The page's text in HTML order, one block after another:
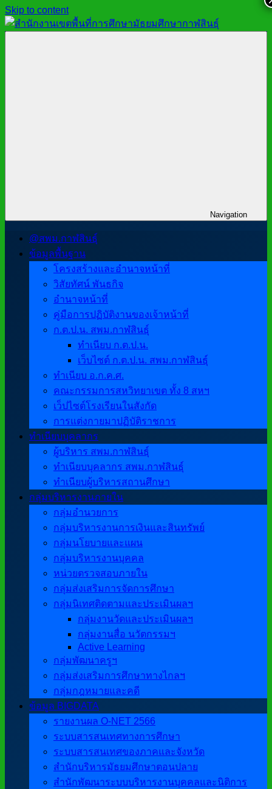
Skip to content
Navigation
@สพม.กาฬสินธุ์
ข้อมูลพื้นฐาน
โครงสร้างและอำนาจหน้าที่
วิสัยทัศน์ พันธกิจ
อำนาจหน้าที่
คู่มือการปฏิบัติงานของเจ้าหน้าที่
ก.ต.ป.น. สพม.กาฬสินธุ์
ทำเนียบ ก.ต.ป.น.
เว็บไซต์ ก.ต.ป.น. สพม.กาฬสินธุ์
ทำเนียบ อ.ก.ค.ศ.
คณะกรรมการสหวิทยาเขต ทั้ง 8 สหฯ
เว็ปไซต์โรงเรียนในสังกัด
การแต่งกายมาปฏิบัติราชการ
ทำเนียบบุคลากร
ผู้บริหาร สพม.กาฬสินธุ์
ทำเนียบบุคลากร สพม.กาฬสินธุ์
ทำเนียบผู้บริหารสถานศึกษา
กลุ่มบริหารงานภายใน
กลุ่มอำนวยการ
กลุ่มบริหารงานการเงินและสินทรัพย์
กลุ่มนโยบายและแผน
กลุ่มบริหารงานบุคคล
หน่วยตรวจสอบภายใน
กลุ่มส่งเสริมการจัดการศึกษา
กลุ่มนิเทศติดตามและประเมินผลฯ
กลุ่มงานวัดและประเมินผลฯ
กลุ่มงานสื่อ นวัตกรรมฯ
Active Learning
กลุ่มพัฒนาครูฯ
กลุ่มส่งเสริมการศึกษาทางไกลฯ
กลุ่มกฎหมายและคดี
ข้อมูล BIGDATA
รายงานผล O-NET 2566
ระบบสารสนเทศทางการศึกษา
ระบบสารสนเทศของภาคและจังหวัด
สำนักบริหารมัธยมศึกษาตอนปลาย
สำนักพัฒนาระบบบริหารงานบุคคลและนิติการ